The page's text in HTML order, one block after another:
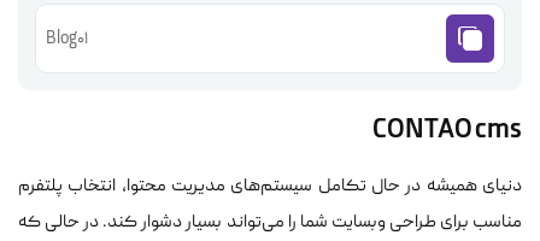
Blog01
CONTAO cms
دنیای همیشه در حال تکامل سیستم‌های مدیریت محتوا، انتخاب پلتفرم
مناسب برای طراحی وبسایت شما را می‌تواند بسیار دشوار کند. در حالی که